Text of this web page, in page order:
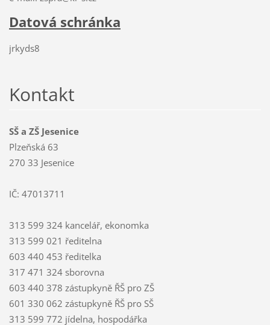
Datová schránka
jrkyds8
Kontakt
SŠ a ZŠ Jesenice
Plzeňská 63
270 33 Jesenice
IČ: 47013711
313 599 324 kancelář, ekonomka
313 599 021 ředitelna
603 440 453 ředitelka
317 471 324 sborovna
603 440 378 zástupkyně ŘŠ pro ZŠ
601 330 062 zástupkyně ŘŠ pro SŠ
313 599 772 jídelna, hospodářka